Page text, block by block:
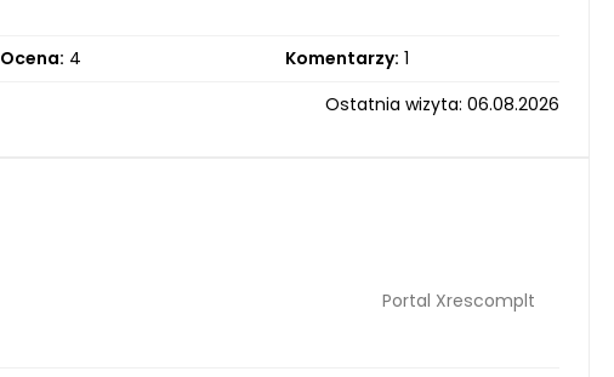
Ocena: 4 Komentarzy: 1
Ostatnia wizyta: 06.08.2026
Portal Xrescomplt